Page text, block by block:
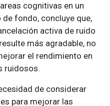
cognitivas en un
fondo, concluye que,
activa de ruido
más agradable, no
el rendimiento en
ruidosos.
de considerar
para mejorar las